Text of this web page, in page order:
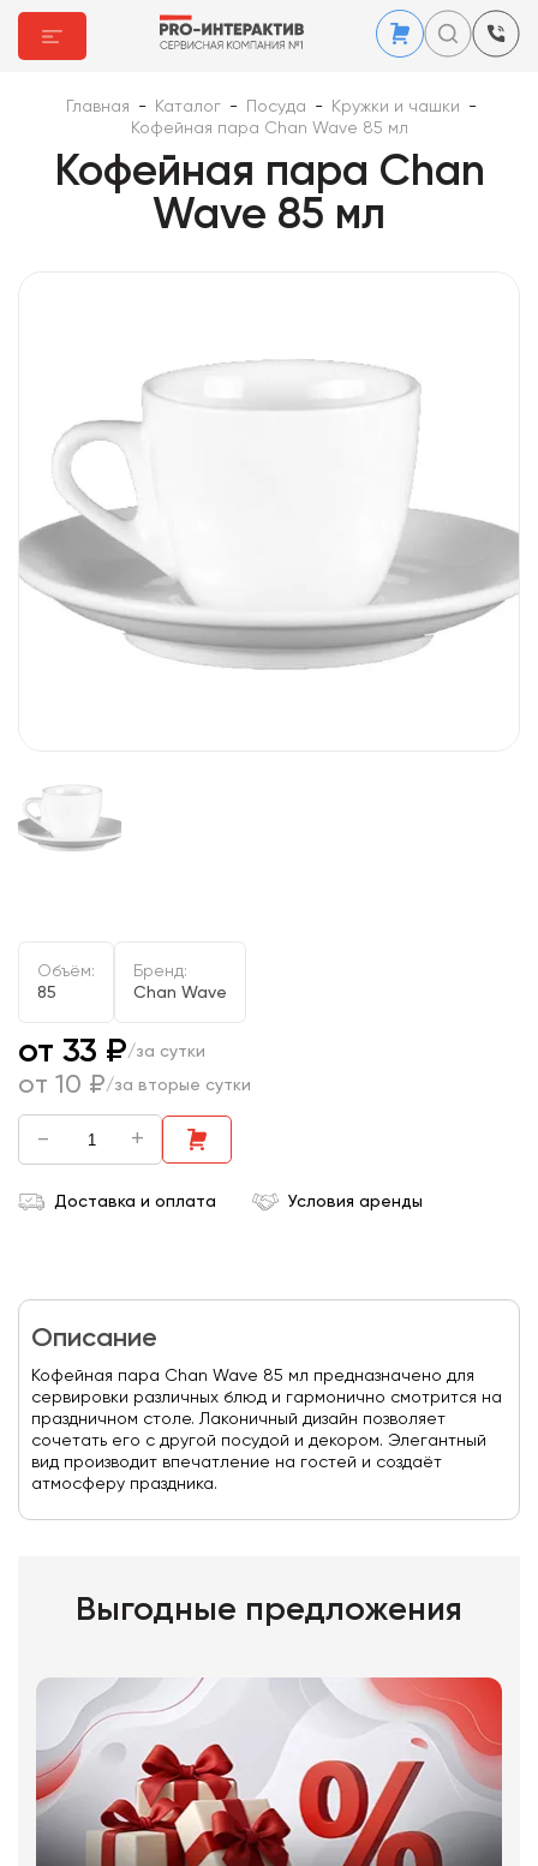
Главная - Каталог - Посуда - Кружки и чашки
-
Кофейная пара Chan Wave 85 мл
Кофейная пара Chan
Wave 85 мл
Объём:
85
Бренд:
Chan Wave
от 33 ₽/за сутки
от 10 ₽/за вторые сутки
- +
Доставка и оплата Условия аренды
Описание
Кофейная пара Chan Wave 85 мл предназначено для
сервировки различных блюд и гармонично смотрится на
праздничном столе. Лаконичный дизайн позволяет
сочетать его с другой посудой и декором. Элегантный
вид производит впечатление на гостей и создаёт
атмосферу праздника.
Выгодные предложения